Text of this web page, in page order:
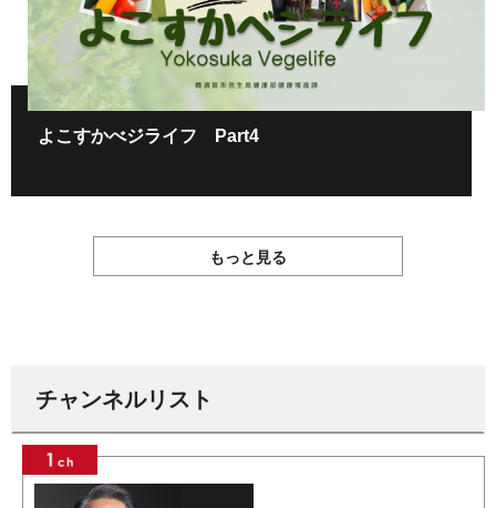
よこすかべジライフ Part4
もっと見る
チャンネルリスト